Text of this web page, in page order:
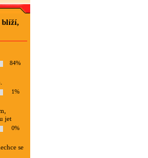
blíží,
84%
1%
jet
0%
se